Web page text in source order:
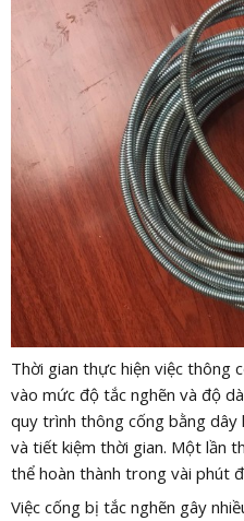
Thời gian thực hiện việc thông
vào mức độ tắc nghẽn và độ
quy trình thông cống bằng dây
và tiết kiệm thời gian. Một lần
thể hoàn thành trong vài phút
Việc cống bị tắc nghẽn gây